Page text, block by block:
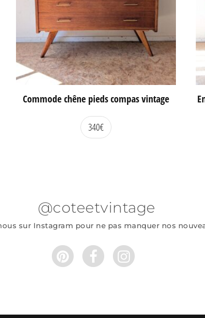
Commode chêne pieds compas vintage
340€
@coteetvintage
sur Instagram pour ne pas manquer nos